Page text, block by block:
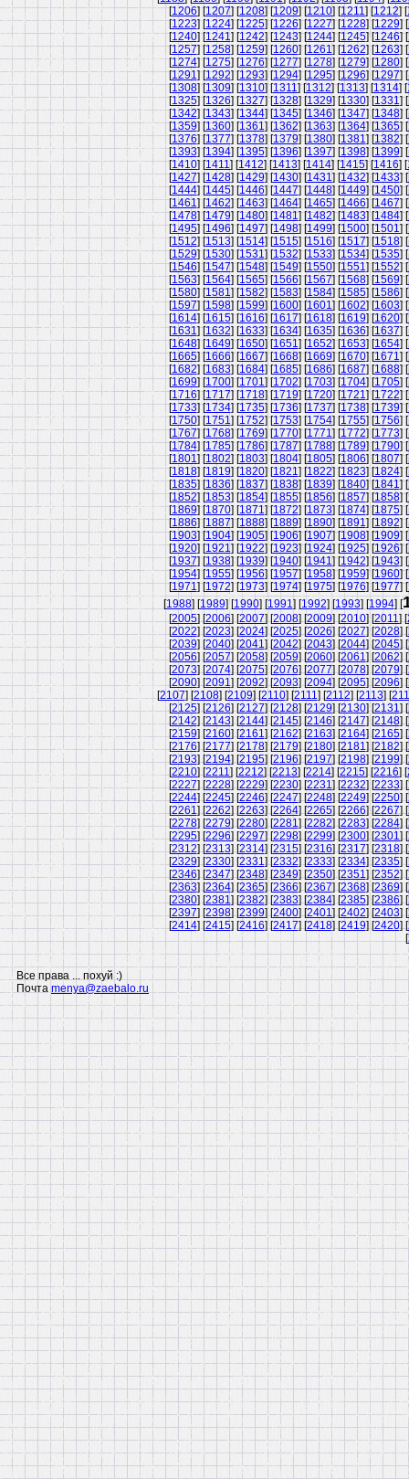
[1206] [1207] [1208] [1209] [1210] [1211] [1212] [
[1223] [1224] [1225] [1226] [1227] [1228] [1229] [
[1240] [1241] [1242] [1243] [1244] [1245] [1246] [
[1257] [1258] [1259] [1260] [1261] [1262] [1263] [
[1274] [1275] [1276] [1277] [1278] [1279] [1280] [
[1291] [1292] [1293] [1294] [1295] [1296] [1297] [
[1308] [1309] [1310] [1311] [1312] [1313] [1314] [
[1325] [1326] [1327] [1328] [1329] [1330] [1331] [
[1342] [1343] [1344] [1345] [1346] [1347] [1348] [
[1359] [1360] [1361] [1362] [1363] [1364] [1365] [
[1376] [1377] [1378] [1379] [1380] [1381] [1382] [
[1393] [1394] [1395] [1396] [1397] [1398] [1399] [
[1410] [1411] [1412] [1413] [1414] [1415] [1416] [
[1427] [1428] [1429] [1430] [1431] [1432] [1433] [
[1444] [1445] [1446] [1447] [1448] [1449] [1450] [
[1461] [1462] [1463] [1464] [1465] [1466] [1467] [
[1478] [1479] [1480] [1481] [1482] [1483] [1484] [
[1495] [1496] [1497] [1498] [1499] [1500] [1501] [
[1512] [1513] [1514] [1515] [1516] [1517] [1518] [
[1529] [1530] [1531] [1532] [1533] [1534] [1535] [
[1546] [1547] [1548] [1549] [1550] [1551] [1552] [
[1563] [1564] [1565] [1566] [1567] [1568] [1569] [
[1580] [1581] [1582] [1583] [1584] [1585] [1586] [
[1597] [1598] [1599] [1600] [1601] [1602] [1603] [
[1614] [1615] [1616] [1617] [1618] [1619] [1620] [
[1631] [1632] [1633] [1634] [1635] [1636] [1637] [
[1648] [1649] [1650] [1651] [1652] [1653] [1654] [
[1665] [1666] [1667] [1668] [1669] [1670] [1671] [
[1682] [1683] [1684] [1685] [1686] [1687] [1688] [
[1699] [1700] [1701] [1702] [1703] [1704] [1705] [
[1716] [1717] [1718] [1719] [1720] [1721] [1722] [
[1733] [1734] [1735] [1736] [1737] [1738] [1739] [
[1750] [1751] [1752] [1753] [1754] [1755] [1756] [
[1767] [1768] [1769] [1770] [1771] [1772] [1773] [
[1784] [1785] [1786] [1787] [1788] [1789] [1790] [
[1801] [1802] [1803] [1804] [1805] [1806] [1807] [
[1818] [1819] [1820] [1821] [1822] [1823] [1824] [
[1835] [1836] [1837] [1838] [1839] [1840] [1841] [
[1852] [1853] [1854] [1855] [1856] [1857] [1858] [
[1869] [1870] [1871] [1872] [1873] [1874] [1875] [
[1886] [1887] [1888] [1889] [1890] [1891] [1892] [
[1903] [1904] [1905] [1906] [1907] [1908] [1909] [
[1920] [1921] [1922] [1923] [1924] [1925] [1926] [
[1937] [1938] [1939] [1940] [1941] [1942] [1943] [
[1954] [1955] [1956] [1957] [1958] [1959] [1960] [
[1971] [1972] [1973] [1974] [1975] [1976] [1977] [
[1988] [1989] [1990] [1991] [1992] [1993] [1994] [
[2005] [2006] [2007] [2008] [2009] [2010] [2011] [
[2022] [2023] [2024] [2025] [2026] [2027] [2028] [
[2039] [2040] [2041] [2042] [2043] [2044] [2045] [
[2056] [2057] [2058] [2059] [2060] [2061] [2062] [
[2073] [2074] [2075] [2076] [2077] [2078] [2079] [
[2090] [2091] [2092] [2093] [2094] [2095] [2096] [
[2107] [2108] [2109] [2110] [2111] [2112] [2113] [
[2125] [2126] [2127] [2128] [2129] [2130] [2131] [
[2142] [2143] [2144] [2145] [2146] [2147] [2148] [
[2159] [2160] [2161] [2162] [2163] [2164] [2165] [
[2176] [2177] [2178] [2179] [2180] [2181] [2182] [
[2193] [2194] [2195] [2196] [2197] [2198] [2199] [
[2210] [2211] [2212] [2213] [2214] [2215] [2216] [
[2227] [2228] [2229] [2230] [2231] [2232] [2233] [
[2244] [2245] [2246] [2247] [2248] [2249] [2250] [
[2261] [2262] [2263] [2264] [2265] [2266] [2267] [
[2278] [2279] [2280] [2281] [2282] [2283] [2284] [
[2295] [2296] [2297] [2298] [2299] [2300] [2301] [
[2312] [2313] [2314] [2315] [2316] [2317] [2318] [
[2329] [2330] [2331] [2332] [2333] [2334] [2335] [
[2346] [2347] [2348] [2349] [2350] [2351] [2352] [
[2363] [2364] [2365] [2366] [2367] [2368] [2369] [
[2380] [2381] [2382] [2383] [2384] [2385] [2386] [
[2397] [2398] [2399] [2400] [2401] [2402] [2403] [
[2414] [2415] [2416] [2417] [2418] [2419] [2420] [
[
Все права ... похуй :)
Почта menya@zaebalo.ru